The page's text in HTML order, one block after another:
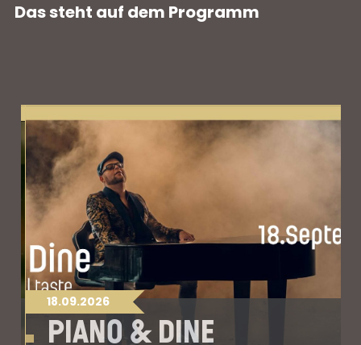
Das steht auf dem Programm
PIANO & DINE
18.09.2026